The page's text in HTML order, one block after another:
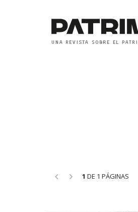
<< >> 1 DE 1 PÁGINAS